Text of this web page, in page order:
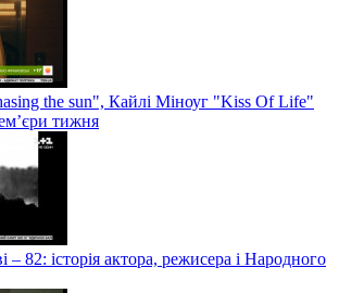
the sun", Кайлі Міноуг "Kiss Of Life"
тижня
82: історія актора, режисера і Народного